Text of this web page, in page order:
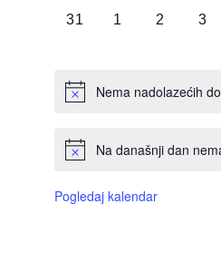
0
31
0
1
0
2
0
3
Nema nadolazećih
Na današnji dan
Pogledaj kalendar